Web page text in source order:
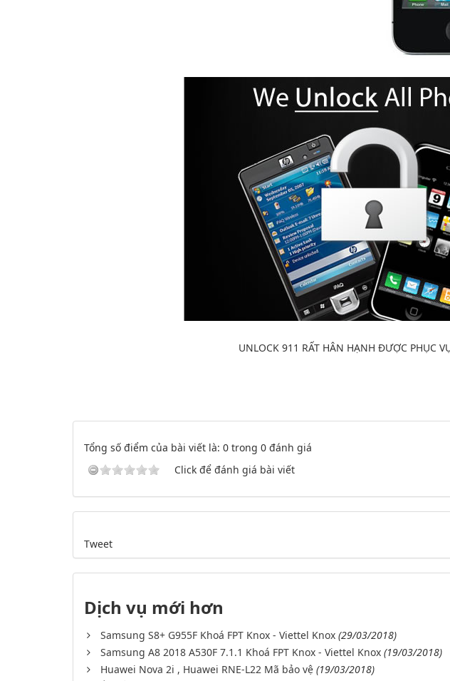
UNLOCK 911 RẤT HÂN HẠNH ĐƯỢC PHỤC
Tổng số điểm của bài viết là: 0 trong 0 đánh giá
Click để đánh giá bài viết
Tweet
Dịch vụ mới hơn
Samsung S8+ G955F Khoá FPT Knox - Viettel Knox (29/03/2018)
Samsung A8 2018 A530F 7.1.1 Khoá FPT Knox - Viettel Knox (19/03/2018)
Huawei Nova 2i , Huawei RNE-L22 Mã bảo vệ (19/03/2018)